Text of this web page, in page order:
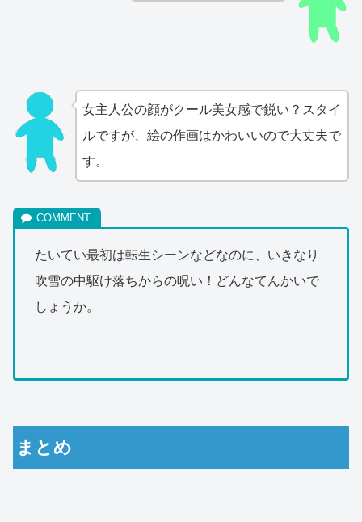
女主人公の顔がクール美女感で鋭い？スタイ
ルですが、絵の作画はかわいいので大丈夫で
す。
たいてい最初は転生シーンなどなのに、いきなり
吹雪の中駆け落ちからの呪い！どんなてんかいで
しょうか。
まとめ